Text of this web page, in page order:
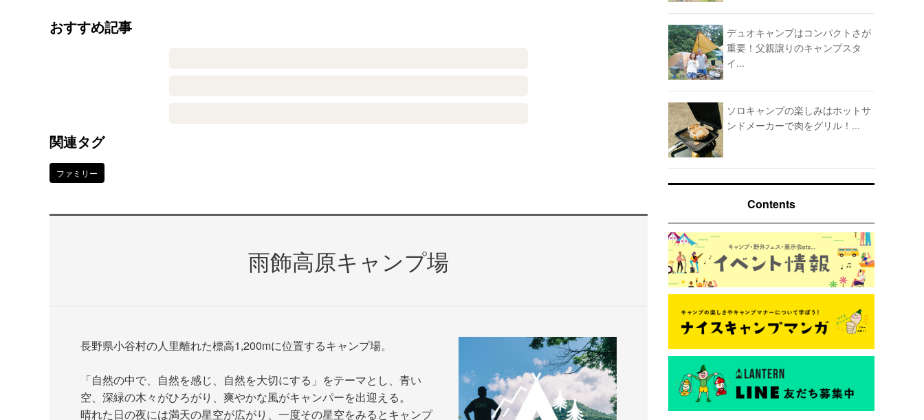
おすすめ記事
関連タグ
ファミリー
雨飾高原キャンプ場
長野県小谷村の人里離れた標高1,200mに位置するキャンプ場。
「自然の中で、自然を感じ、自然を大切にする」をテーマとし、青い
空、深緑の木々がひろがり、爽やかな風がキャンパーを出迎える。
晴れた日の夜には満天の星空が広がり、一度その星空をみるとキャンプ
デュオキャンプはコンパクトさが
重要！父親譲りのキャンプスタ
イ...
ソロキャンプの楽しみはホットサ
ンドメーカーで肉をグリル！...
Contents